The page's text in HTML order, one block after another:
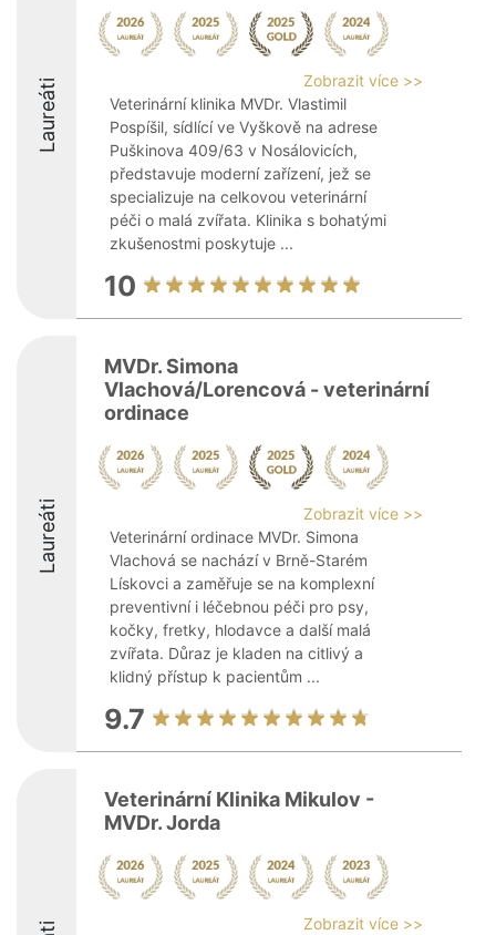
Laureáti
Zobrazit více >>
Veterinární klinika MVDr. Vlastimil
Pospíšil, sídlící ve Vyškově na adrese
Puškinova 409/63 v Nosálovicích,
představuje moderní zařízení, jež se
specializuje na celkovou veterinární
péči o malá zvířata. Klinika s bohatými
zkušenostmi poskytuje ...
10
Laureáti
MVDr. Simona
Vlachová/Lorencová - veterinární
ordinace
Zobrazit více >>
Veterinární ordinace MVDr. Simona
Vlachová se nachází v Brně-Starém
Lískovci a zaměřuje se na komplexní
preventivní i léčebnou péči pro psy,
kočky, fretky, hlodavce a další malá
zvířata. Důraz je kladen na citlivý a
klidný přístup k pacientům ...
9.7
Veterinární Klinika Mikulov -
MVDr. Jorda
Zobrazit více >>